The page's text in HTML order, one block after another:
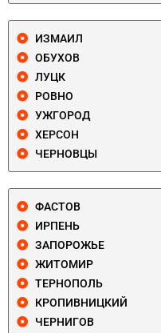
ИЗМАИЛ
ОБУХОВ
ЛУЦК
РОВНО
УЖГОРОД
ХЕРСОН
ЧЕРНОВЦЫ
ФАСТОВ
ИРПЕНЬ
ЗАПОРОЖЬЕ
ЖИТОМИР
ТЕРНОПОЛЬ
КРОПИВНИЦКИЙ
ЧЕРНИГОВ